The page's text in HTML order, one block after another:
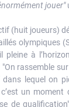
jouer"
(huit joueurs)
olympiques
pleine à
rassemble
dans lequel on
un
de